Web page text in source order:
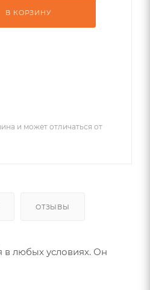
В КОРЗИНУ
и может отличаться от
ОТЗЫВЫ
в любых условиях. Он